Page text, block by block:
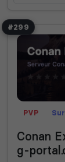
#299
PVP
Conan
g-